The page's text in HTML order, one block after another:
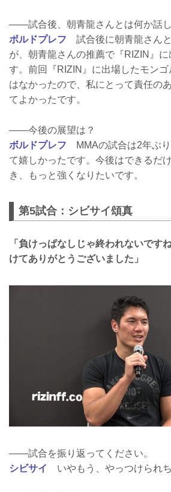
――試合後、朝青龍さんとは何か話
ボルドプレフ 試合後に朝青龍さん
が、朝青龍さんの推薦で『RIZIN』
す。前回『RIZIN』に出場したモン
はなかったので、私にとって責任の
てよかったです。
――今後の展望は？
ボルドプレフ MMAの試合は2年ぶ
て嬉しかったです。今後はできるだ
き、もっと強くなりたいです。
第5試合：シビサイ頌真
「負けっぱなしじゃ終われないです
けてありがとうございました」
――試合を振り返ってください。
シビサイ
いやもう、やっつけられち